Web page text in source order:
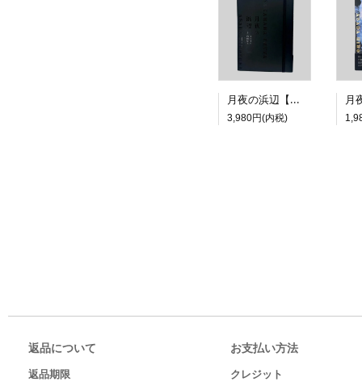
月夜の浜辺【特装版】
3,980円(内税)
返品について
返品期限
お支払い方法
クレジット